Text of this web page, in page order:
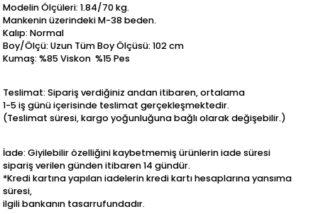
Modelin Ölçüleri: 1.84/70 kg.
Mankenin üzerindeki M-38 beden.
Kalıp: Normal
Boy/Ölçü: Uzun Tüm Boy Ölçüsü: 102 cm
Kumaş: %85 Viskon %15 Pes
Teslimat: Sipariş verdiğiniz andan itibaren, ortalama
1-5 iş günü içerisinde teslimat gerçekleşmektedir.
(Teslimat süresi, kargo yoğunluğuna bağlı olarak değişebilir.)
İade: Giyilebilir özelliğini kaybetmemiş ürünlerin iade süresi
sipariş verilen günden itibaren 14 gündür.
*Kredi kartına yapılan iadelerin kredi kartı hesaplarına yansıma
süresi,
ilgili bankanın tasarrufundadır.